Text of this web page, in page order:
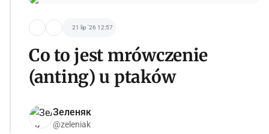
21 lip '26 12:57
Co to jest mrówczenie
(anting) u ptaków
Зеленяк
@zeleniak